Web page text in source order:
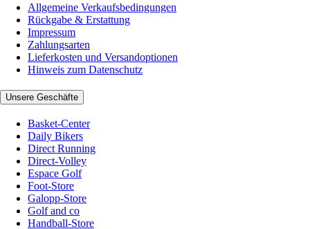
Allgemeine Verkaufsbedingungen
Rückgabe & Erstattung
Impressum
Zahlungsarten
Lieferkosten und Versandoptionen
Hinweis zum Datenschutz
Unsere Geschäfte
Basket-Center
Daily Bikers
Direct Running
Direct-Volley
Espace Golf
Foot-Store
Galopp-Store
Golf and co
Handball-Store